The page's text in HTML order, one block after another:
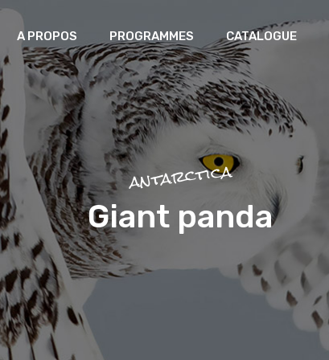
A PROPOS PROGRAMMES
Laboratoire africain des
patrimoines
Greniers du futur
Mémoire Artisanale et Création
CATALOGUE
antarctica
Giant panda